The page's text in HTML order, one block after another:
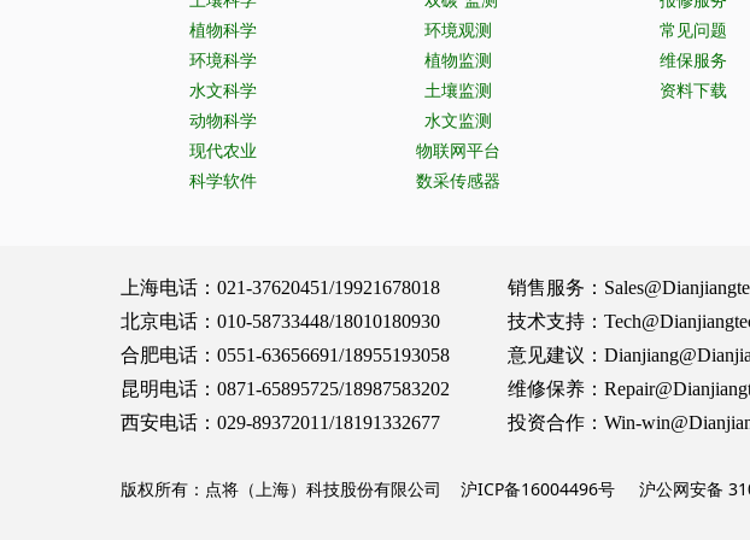
植物科学
环境科学
水文科学
动物科学
现代农业
科学软件
环境观测
植物监测
土壤监测
水文监测
物联网平台
数采传感器
常见问题
维保服务
资料下载
上海电话：021-37620451/19921678018 销售服务：
北京电话：010-58733448/18010180930 技术支持：
合肥电话：0551-63656691/18955193058 意见建议：
昆明电话：0871-65895725/18987583202 维修保养：
西安电话：029-89372011/18191332677 投资合作：Win-
版权所有：点将（上海）科技股份有限公司沪ICP备16004496号 沪公网安备